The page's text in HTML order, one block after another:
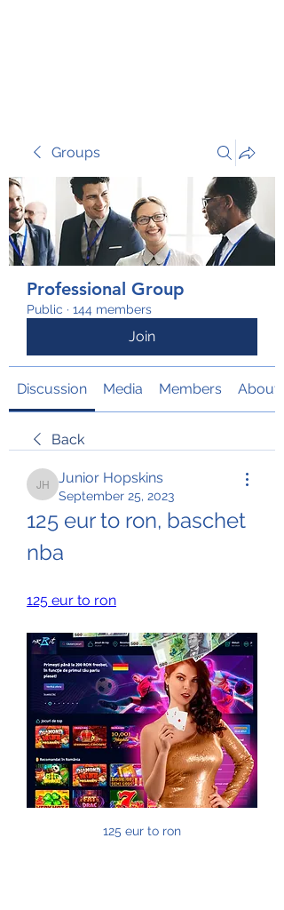
Groups
Professional Group
Public · 144 members
Join
Discussion Media Members About
Back
Junior Hopskins
Junior Hopskins
September 25, 2023
125 eur to ron, baschet
nba
125 eur to ron
125 eur to ron